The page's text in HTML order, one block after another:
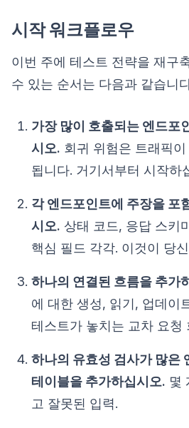
시작 워크플로우
이번 주에 테스트 전략을 재구
수 있는 순서는 다음과 같습니
가장 많이 호출되는 엔드포
시오. 회귀 위험은 트래픽
됩니다. 거기서부터 시작하
각 엔드포인트에 주장을 포
시오. 상태 코드, 응답 스키
핵심 필드 각각. 이것이 당
하나의 연결된 흐름을 추가
에 대한 생성, 읽기, 업데이
테스트가 놓치는 교차 요청
하나의 유효성 검사가 많은
테이블을 추가하십시오. 몇
고 잘못된 입력.